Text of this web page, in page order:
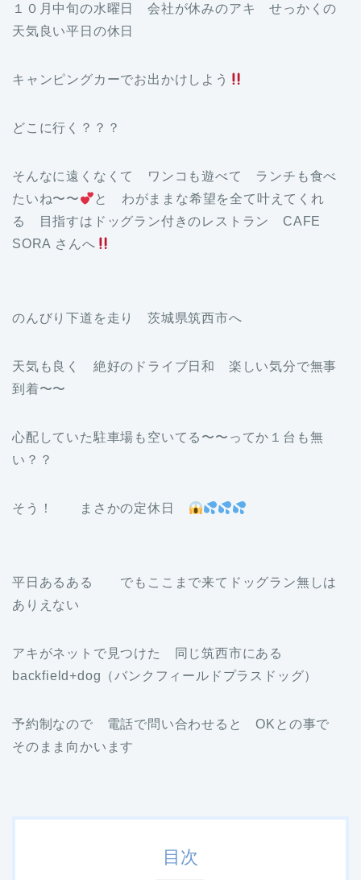
１０月中旬の水曜日 会社が休みのアキ せっかくの
天気良い平日の休日
キャンピングカーでお出かけしよう
どこに行く？？？
そんなに遠くなくて ワンコも遊べて ランチも食べ
たいね〜〜
と わがままな希望を全て叶えてくれ
る 目指すはドッグラン付きのレストラン CAFE
SORA さんへ
のんびり下道を走り 茨城県筑西市へ
天気も良く 絶好のドライブ日和 楽しい気分で無事
到着〜〜
心配していた駐車場も空いてる〜〜ってか１台も無
い？？
そう！ まさかの定休日
平日あるある でもここまで来てドッグラン無しは
ありえない
アキがネットで見つけた 同じ筑西市にある
backfield+dog（バンクフィールドプラスドッグ）
予約制なので 電話で問い合わせると OKとの事で
そのまま向かいます
目次